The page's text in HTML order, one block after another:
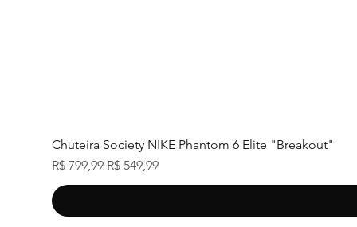
Chuteira Society NIKE Phantom 6 Elite "Breakout"
Preço normal
R$ 799,99 Preço promocional
R$ 549,99